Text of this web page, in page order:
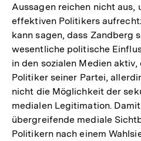
Aussagen reichen nicht aus,
effektiven Politikers
kann sagen, dass Zandberg
wesentliche politische
in den sozialen Medien aktiv,
Politiker seiner Partei,
nicht die Möglichkeit der
medialen Legitimation.
übergreifende mediale
Politikern nach einem